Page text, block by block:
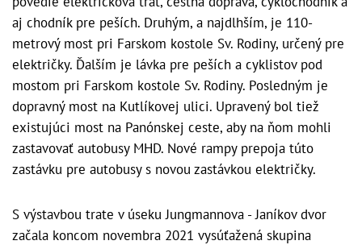
aj chodník pre peších. Druhým, a najdlhším, je 110-
metrový most pri Farskom kostole Sv. Rodiny, určený pre
električky. Ďalším je lávka pre peších a cyklistov pod
mostom pri Farskom kostole Sv. Rodiny. Posledným je
dopravný most na Kutlíkovej ulici. Upravený bol tiež
existujúci most na Panónskej ceste, aby na ňom mohli
zastavovať autobusy MHD. Nové rampy prepoja túto
zastávku pre autobusy s novou zastávkou električky.
S výstavbou trate v úseku Jungmannova - Janíkov dvor
začala koncom novembra 2021 vysúťažená skupina